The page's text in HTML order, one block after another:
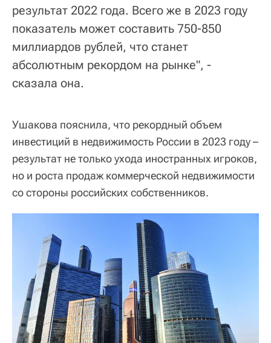
результат 2022 года. Всего же в 2023 году
показатель может составить 750-850
миллиардов рублей, что станет
абсолютным рекордом на рынке", -
сказала она.
Ушакова пояснила, что рекордный объем
инвестиций в недвижимость России в 2023 году –
результат не только ухода иностранных игроков,
но и роста продаж коммерческой недвижимости
со стороны российских собственников.